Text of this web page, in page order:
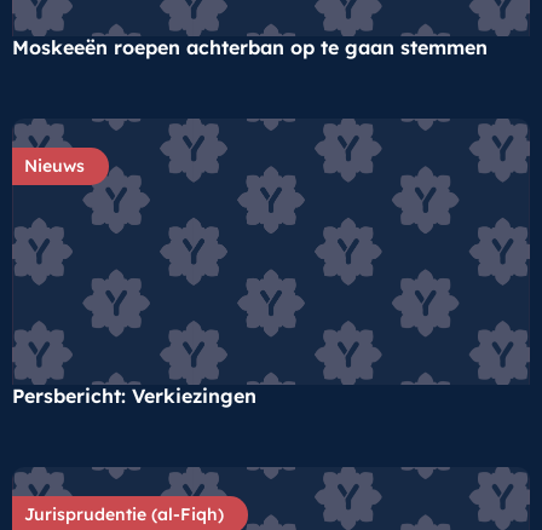
Moskeeën roepen achterban op te gaan stemmen
Nieuws
Persbericht: Verkiezingen
Jurisprudentie (al-Fiqh)